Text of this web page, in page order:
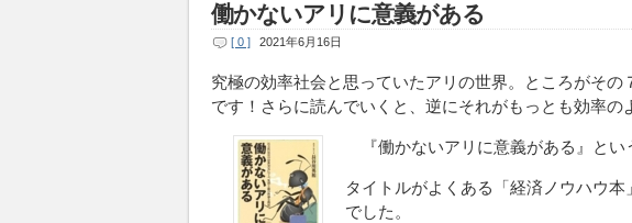
働かないアリに意義がある
[ 0 ] 2021年6月16日
究極の効率社会と思っていたアリの世界。ところがそ
です！さらに読んでいくと、逆にそれがもっとも効率の
『働かないアリに意義がある』とい
タイトルがよくある「経済ノウハウ
でした。